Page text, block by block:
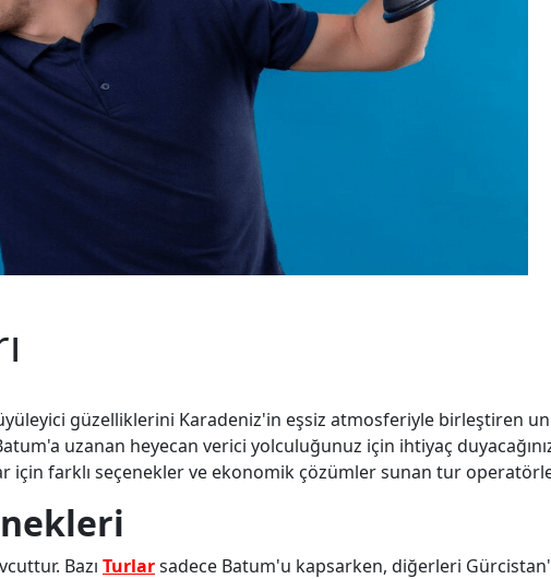
güzelliklerini Karadeniz'in eşsiz atmosferiyle birleştiren
uzanan heyecan verici yolculuğunuz için ihtiyaç
için farklı seçenekler ve ekonomik çözümler sunan tur
Bazı Turlarsadece Batum'u kapsarken, diğerleri